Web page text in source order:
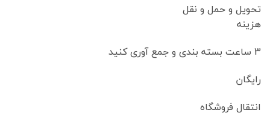
تحویل و حمل و نقل
هزینه
3 ساعت بسته بندی و جمع آوری کنید
رایگان
انتقال فروشگاه